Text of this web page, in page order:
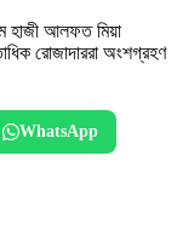
হাজী আলফত মিয়া
রোজাদাররা অংশগ্রহণ
WhatsApp